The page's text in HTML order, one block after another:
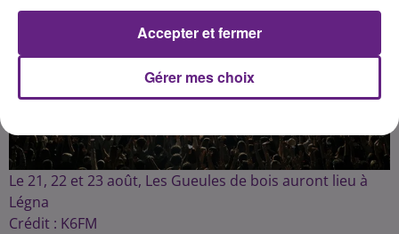
Le 21, 22 et 23 août, Les Gueules de bois auront lieu à
Légna
Crédit : K6FM
Gérer mes choix
Accepter et fermer